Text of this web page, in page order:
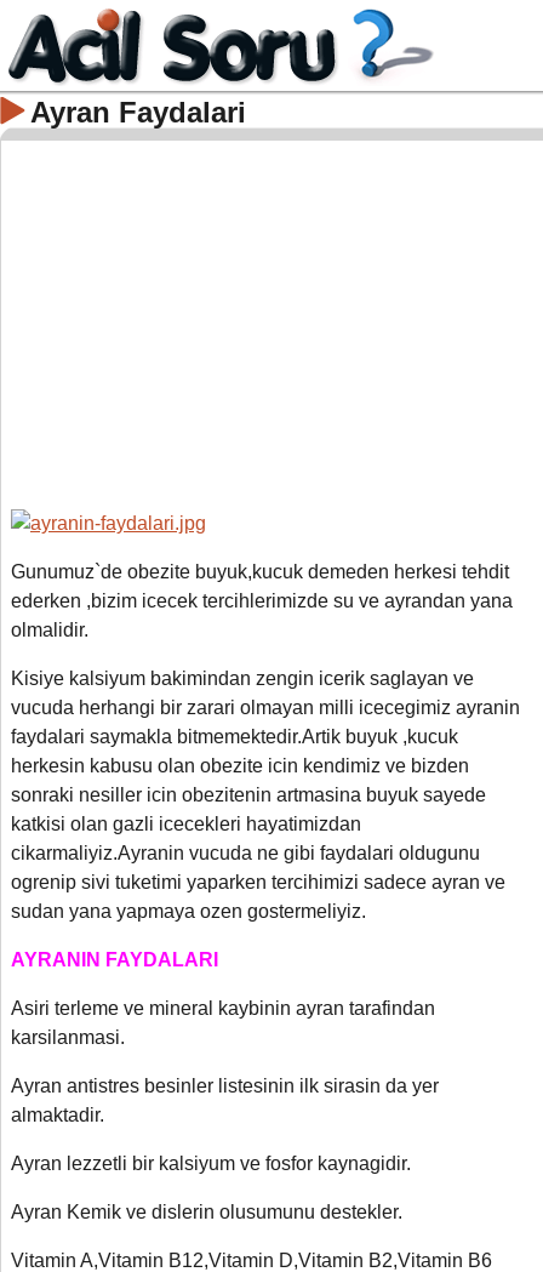
Ayran Faydalari
Gunumuz`de obezite buyuk,kucuk demeden herkesi tehdit
ederken ,bizim icecek tercihlerimizde su ve ayrandan yana
olmalidir.
Kisiye kalsiyum bakimindan zengin icerik saglayan ve
vucuda herhangi bir zarari olmayan milli icecegimiz ayranin
faydalari saymakla bitmemektedir.Artik buyuk ,kucuk
herkesin kabusu olan obezite icin kendimiz ve bizden
sonraki nesiller icin obezitenin artmasina buyuk sayede
katkisi olan gazli icecekleri hayatimizdan
cikarmaliyiz.Ayranin vucuda ne gibi faydalari oldugunu
ogrenip sivi tuketimi yaparken tercihimizi sadece ayran ve
sudan yana yapmaya ozen gostermeliyiz.
AYRANIN FAYDALARI
Asiri terleme ve mineral kaybinin ayran tarafindan
karsilanmasi.
Ayran antistres besinler listesinin ilk sirasin da yer
almaktadir.
Ayran lezzetli bir kalsiyum ve fosfor kaynagidir.
Ayran Kemik ve dislerin olusumunu destekler.
Vitamin A,Vitamin B12,Vitamin D,Vitamin B2,Vitamin B6